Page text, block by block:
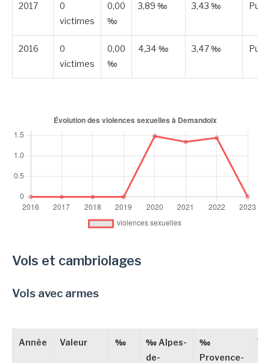
2017
0
victimes
0,00
‰
3,89 ‰ 3,43 ‰
2016
0
victimes
0,00
‰
4,34 ‰ 3,47 ‰
Vols et cambriolages
Vols avec armes
Année Valeur ‰
‰ Alpes-
de-
‰
Provence-